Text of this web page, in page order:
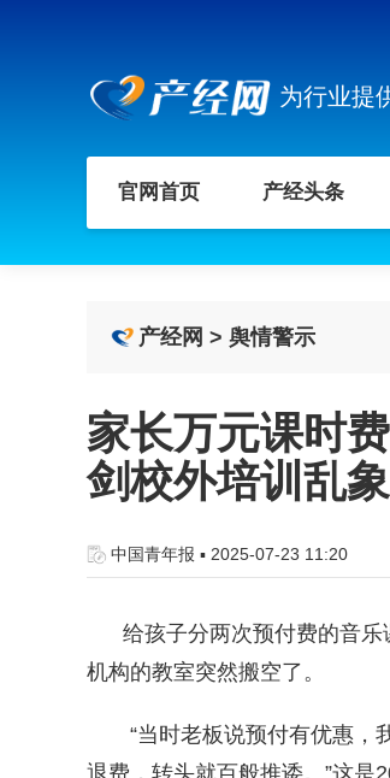
为行业提
官网首页 产经头条
产经网 > 舆情警示
家长万元课时
剑校外培训乱象
中国青年报 ▪ 2025-07-23 11:20
给孩子分两次预付费的音乐
机构的教室突然搬空了。
“当时老板说预付有优惠，我
退费，转头就百般推诿。”这是